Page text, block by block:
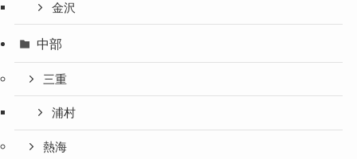
金沢
中部
三重
浦村
熱海